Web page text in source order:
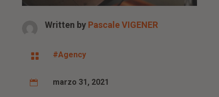
Written by Pascale VIGENER
 #Agency
 marzo 31, 2021